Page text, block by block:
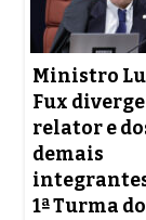
Ministro
Fux
relator e
demais
1ª Turma do